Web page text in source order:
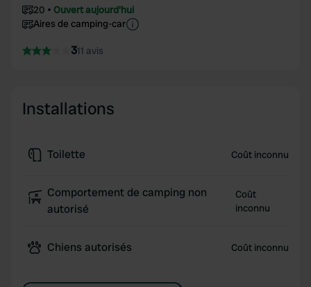
20
Ouvert aujourd'hui
Aires de camping-car
311 avis
Installations
Toilette Coût inconnu
Comportement de camping non
autorisé
Coût
inconnu
Chiens autorisés Coût inconnu